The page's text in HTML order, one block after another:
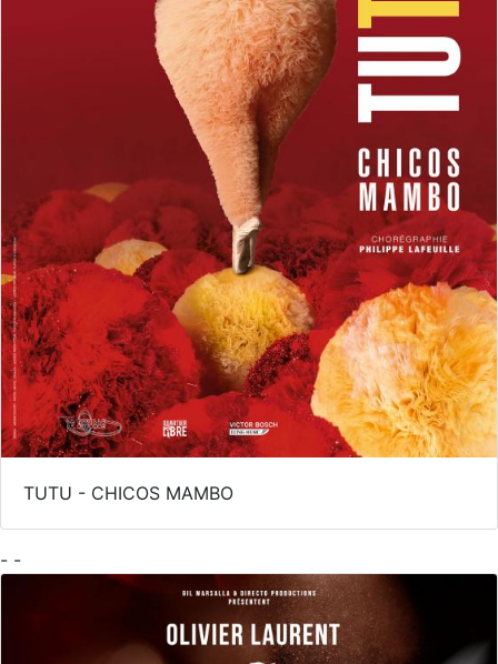
TUTU - CHICOS MAMBO
- -